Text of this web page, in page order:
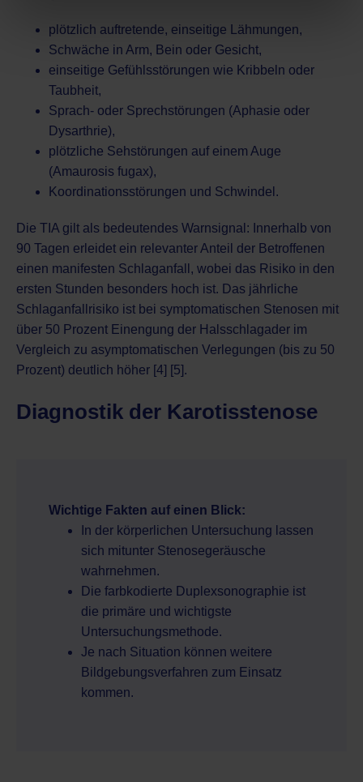
plötzlich auftretende, einseitige Lähmungen,
Schwäche in Arm, Bein oder Gesicht,
einseitige Gefühlsstörungen wie Kribbeln oder
Taubheit,
Sprach- oder Sprechstörungen (Aphasie oder
Dysarthrie),
plötzliche Sehstörungen auf einem Auge
(Amaurosis fugax),
Koordinationsstörungen und Schwindel.
Die TIA gilt als bedeutendes Warnsignal: Innerhalb von
90 Tagen erleidet ein relevanter Anteil der Betroffenen
einen manifesten Schlaganfall, wobei das Risiko in den
ersten Stunden besonders hoch ist. Das jährliche
Schlaganfallrisiko ist bei symptomatischen Stenosen mit
über 50 Prozent Einengung der Halsschlagader im
Vergleich zu asymptomatischen Verlegungen (bis zu 50
Prozent) deutlich höher [4] [5].
Diagnostik der Karotisstenose
Wichtige Fakten auf einen Blick:
In der körperlichen Untersuchung lassen
sich mitunter Stenosegeräusche
wahrnehmen.
Die farbkodierte Duplexsonographie ist
die primäre und wichtigste
Untersuchungsmethode.
Je nach Situation können weitere
Bildgebungsverfahren zum Einsatz
kommen.